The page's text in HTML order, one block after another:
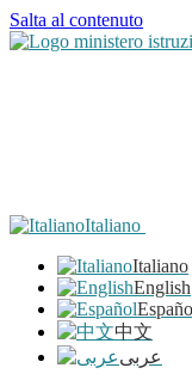
Salta al contenuto
Italiano
Italiano
English
中文
عربى